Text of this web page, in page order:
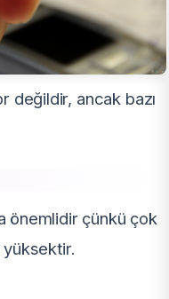
değildir, ancak bazı
önemlidir çünkü çok
yüksektir.